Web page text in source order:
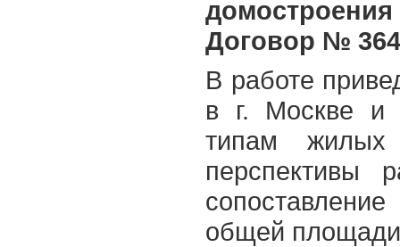
домостроения
Договор №
В работе
в г. Москве и
типам
перспективы
общей